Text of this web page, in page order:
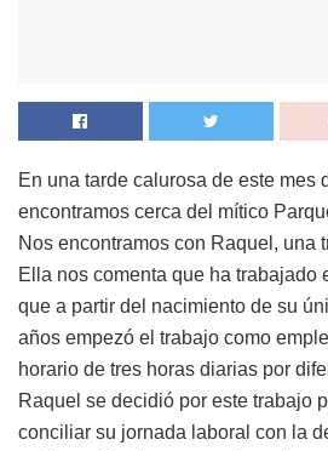
En una tarde calurosa de este mes
encontramos cerca del mítico
Nos encontramos con Raquel, una
Ella nos comenta que ha trabajado
que a partir del nacimiento de su
años empezó el trabajo como
horario de tres horas diarias por
Raquel se decidió por este trabajo
conciliar su jornada laboral con la